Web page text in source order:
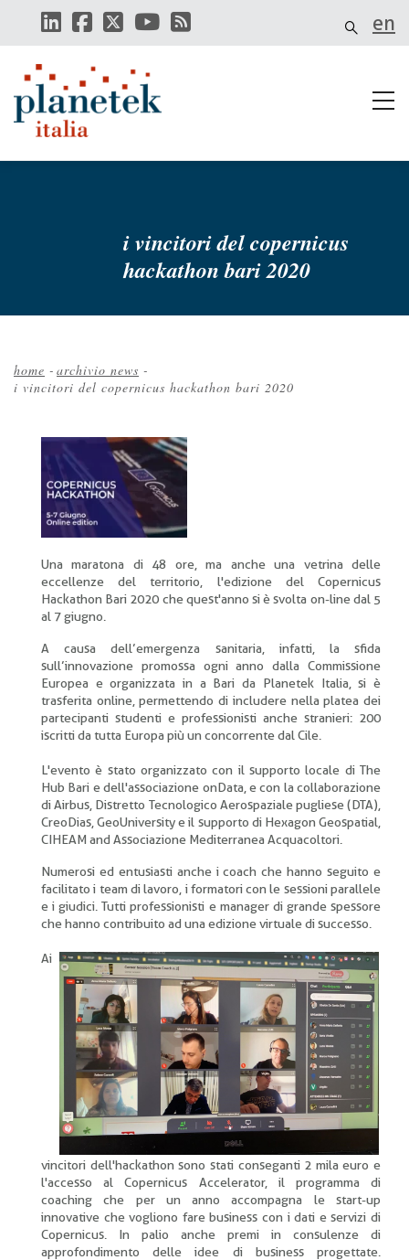
contenuto
en
i vincitori del copernicus
hackathon bari 2020
Briciole
pane
home - archivio news -
i vincitori del copernicus hackathon bari 2020
Una maratona di 48 ore, ma anche una vetrina delle
eccellenze del territorio, l'edizione del Copernicus
Hackathon Bari 2020 che quest'anno si è svolta on-line dal 5
al 7 giugno.
A causa dell’emergenza sanitaria, infatti, la sfida
sull’innovazione promossa ogni anno dalla Commissione
Europea e organizzata in a Bari da Planetek Italia, si è
trasferita online, permettendo di includere nella platea dei
partecipanti studenti e professionisti anche stranieri: 200
iscritti da tutta Europa più un concorrente dal Cile.
L'evento è stato organizzato con il supporto locale di The
Hub Bari e dell'associazione onData, e con la collaborazione
di Airbus, Distretto Tecnologico Aerospaziale pugliese (DTA),
CreoDias, GeoUniversity e il supporto di Hexagon Geospatial,
CIHEAM and Associazione Mediterranea Acquacoltori.
Numerosi ed entusiasti anche i coach che hanno seguito e
facilitato i team di lavoro, i formatori con le sessioni parallele
e i giudici. Tutti professionisti e manager di grande spessore
che hanno contribuito ad una edizione virtuale di successo.
Ai
vincitori dell'hackathon sono stati conseganti 2 mila euro e
l'accesso al Copernicus Accelerator, il programma di
coaching che per un anno accompagna le start-up
innovative che vogliono fare business con i dati e servizi di
Copernicus. In palio anche premi in consulenze di
approfondimento delle idee di business progettate.